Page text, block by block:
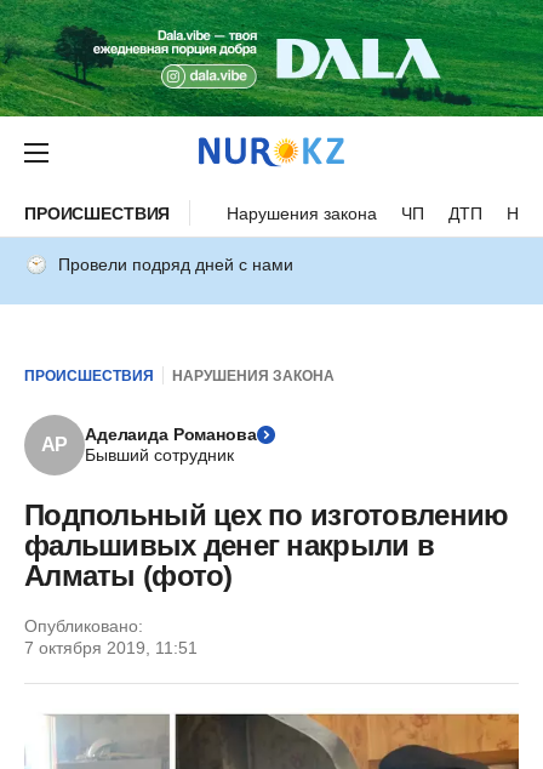
ПРОИСШЕСТВИЯ Нарушения закона ЧП ДТП
Провели подряд дней с нами
ПРОИСШЕСТВИЯ НАРУШЕНИЯ ЗАКОНА
АР
Аделаида Романова
Бывший сотрудник
Подпольный цех по изготовлению
фальшивых денег накрыли в
Алматы (фото)
Опубликовано:
7 октября 2019, 11:51